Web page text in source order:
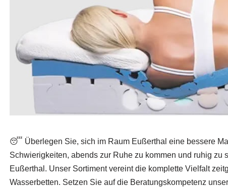
😴 Überlegen Sie, sich im Raum Eußerthal eine bessere
Schwierigkeiten, abends zur Ruhe zu kommen und ruhig zu
Eußerthal. Unser Sortiment vereint die komplette Vielfalt
Wasserbetten. Setzen Sie auf die Beratungskompetenz